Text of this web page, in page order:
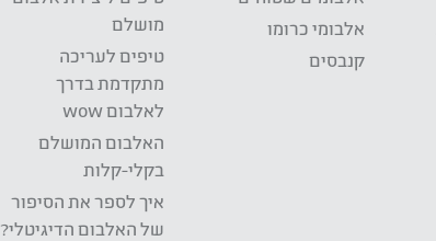
אלבומי כרומו
קנבסים
מושלם
טיפים לעריכה
מתקדמת בדרך
לאלבום wow
האלבום המושלם
בקלי-קלות
איך לספר את הסיפור
של האלבום הדיגיטלי?